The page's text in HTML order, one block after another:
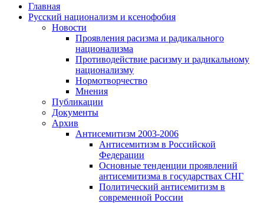
Главная
Русский национализм и ксенофобия
Новости
Проявления расизма и радикального
национализма
Противодействие расизму и радикальному
национализму
Нормотворчество
Мнения
Публикации
Документы
Архив
Антисемитизм 2003-2006
Антисемитизм в Российской
Федерации
Основные тенденции проявлений
антисемитизма в государствах СНГ
Политический антисемитизм в
современной России